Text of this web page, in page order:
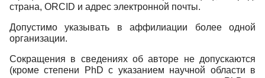
страна, ORCID и адрес электронной почты.
Допустимо указывать в аффилиации более одной
организации.
Сокращения в сведениях об авторе не допускаются
(кроме степени PhD с указанием научной области в